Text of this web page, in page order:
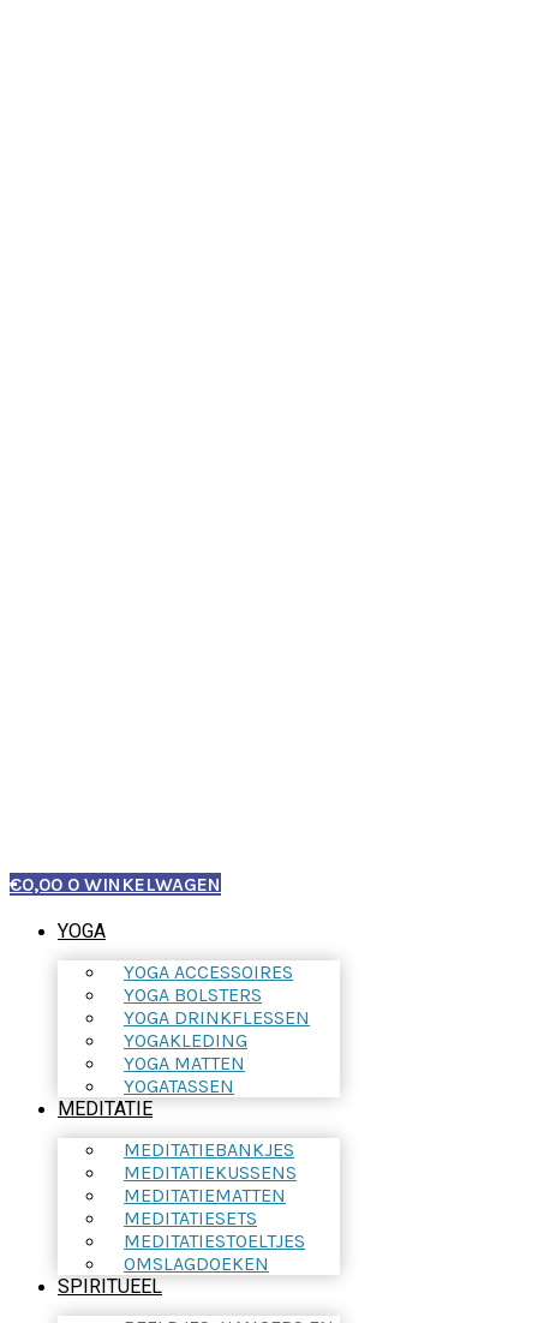
€0,00 0 WINKELWAGEN
YOGA
YOGA ACCESSOIRES
YOGA BOLSTERS
YOGA DRINKFLESSEN
YOGAKLEDING
YOGA MATTEN
YOGATASSEN
MEDITATIE
MEDITATIEBANKJES
MEDITATIEKUSSENS
MEDITATIEMATTEN
MEDITATIESETS
MEDITATIESTOELTJES
OMSLAGDOEKEN
SPIRITUEEL